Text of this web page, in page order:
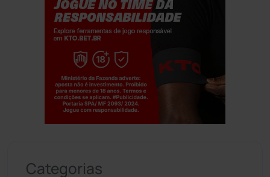
Categorias